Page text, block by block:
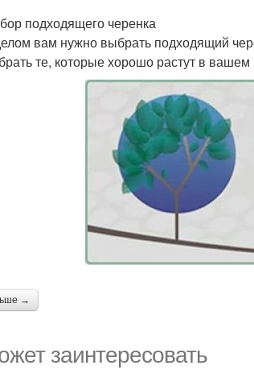
подходящего черенка
вам нужно выбрать подходящий
те, которые хорошо растут в
→
заинтересовать